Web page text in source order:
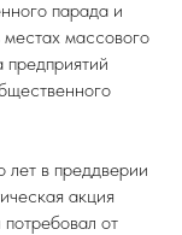
парада и
массового
лет в преддверии
акция
от